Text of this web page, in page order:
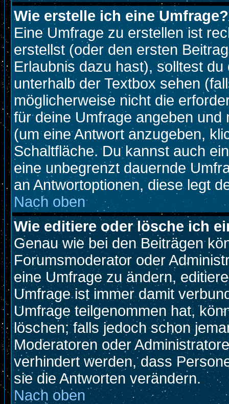
Wie erstelle ich eine Umfrage?
Eine Umfrage zu erstellen ist
erstellst (oder den ersten
Erlaubnis dazu hast), solltest
unterhalb der Textbox sehen
möglicherweise nicht die
für deine Umfrage angeben
(um eine Antwort anzugeben,
Schaltfläche. Du kannst auch
eine unbegrenzt dauernde
an Antwortoptionen, diese legt
Nach oben
Wie editiere oder lösche ich
Genau wie bei den Beiträgen
Forumsmoderator oder
eine Umfrage zu ändern,
Umfrage ist immer damit
Umfrage teilgenommen hat,
löschen; falls jedoch schon
Moderatoren oder
verhindert werden, dass
sie die Antworten verändern.
Nach oben